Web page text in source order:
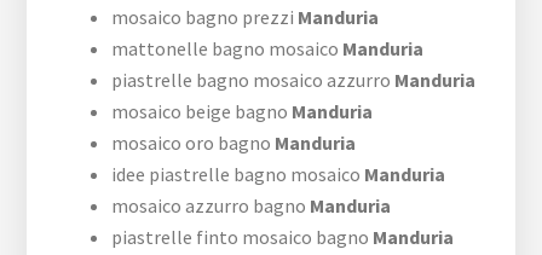
mosaico bagno prezzi Manduria
mattonelle bagno mosaico Manduria
piastrelle bagno mosaico azzurro Manduria
mosaico beige bagno Manduria
mosaico oro bagno Manduria
idee piastrelle bagno mosaico Manduria
mosaico azzurro bagno Manduria
piastrelle finto mosaico bagno Manduria